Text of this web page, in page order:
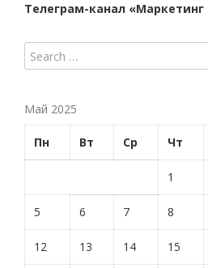
Телеграм-канал «Маркетинг
Май 2025
Пн Вт Ср Чт
1
5 6 7 8
12 13 14 15